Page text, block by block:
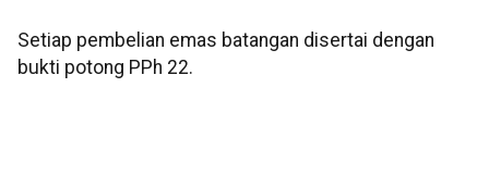
Setiap pembelian emas batangan disertai dengan
bukti potong PPh 22.